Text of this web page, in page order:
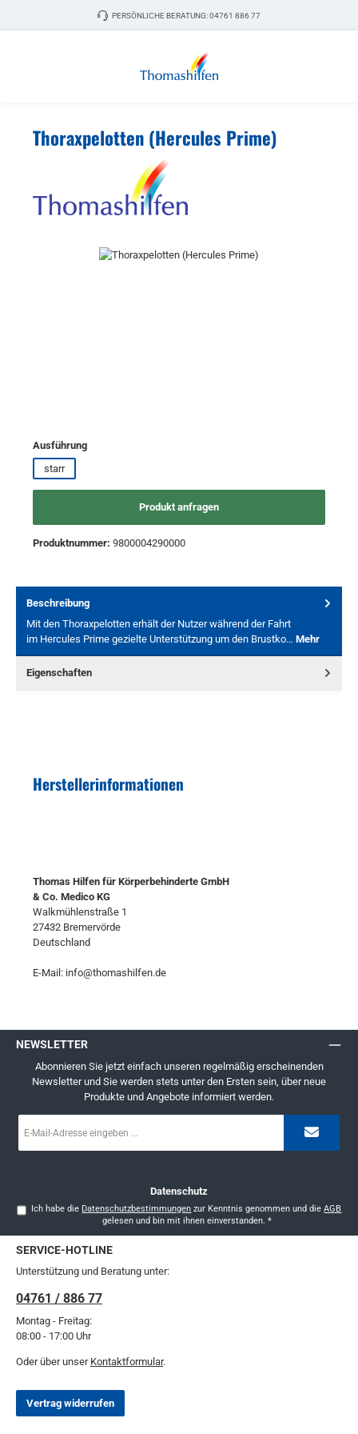
Zum Hauptinhalt springenPERSÖNLICHE BERATUNG:04761 886 77
Thoraxpelotten (Hercules Prime)
Bildergalerie überspringen
Ausführungauswählen
starr
Produkt anfragen
Produktnummer: 9800004290000
Beschreibung
Mit den Thoraxpelotten erhält der Nutzer während der Fahrt
im Hercules Prime gezielte Unterstützung um den Brustko… Mehr
Eigenschaften
Herstellerinformationen
Thomas Hilfen für Körperbehinderte GmbH
& Co. Medico KG
Walkmühlenstraße 1
27432 Bremervörde
Deutschland
E-Mail: info@thomashilfen.de
NEWSLETTER
Abonnieren Sie jetzt einfach unseren regelmäßig erscheinenden
Newsletter und Sie werden stets unter den Ersten sein, über neue
Produkte und Angebote informiert werden.
Mail-
Datenschutz
Ich habe die Datenschutzbestimmungen zur Kenntnis genommen und dieAGB
gelesen und bin mit ihnen einverstanden. *
SERVICE-HOTLINE
Unterstützung und Beratung unter:
04761 / 886 77
Montag - Freitag:
08:00 - 17:00 Uhr
Oder über unser Kontaktformular.
Vertrag widerrufen